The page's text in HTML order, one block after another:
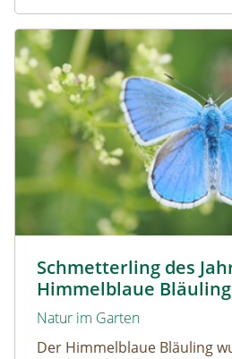
Artenvielfalt.
Schmetterling des
Himmelblaue Bläuling
Natur im Garten
Der Himmelblaue Bläuling
Schmetterling des Jahres 2026